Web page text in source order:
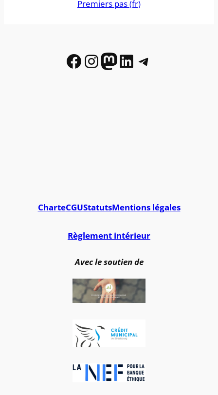
Premiers pas (fr)
Facebook InstagramMastodon LinkedIn Telegram
CharteCGUStatutsMentions légales
Règlement intérieur
Avec le soutien de